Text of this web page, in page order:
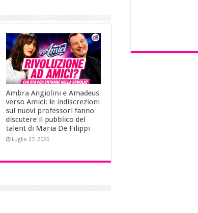
Ambra Angiolini e Amadeus
verso Amici: le indiscrezioni
sui nuovi professori fanno
discutere il pubblico del
talent di Maria De Filippi
Luglio 27, 2026